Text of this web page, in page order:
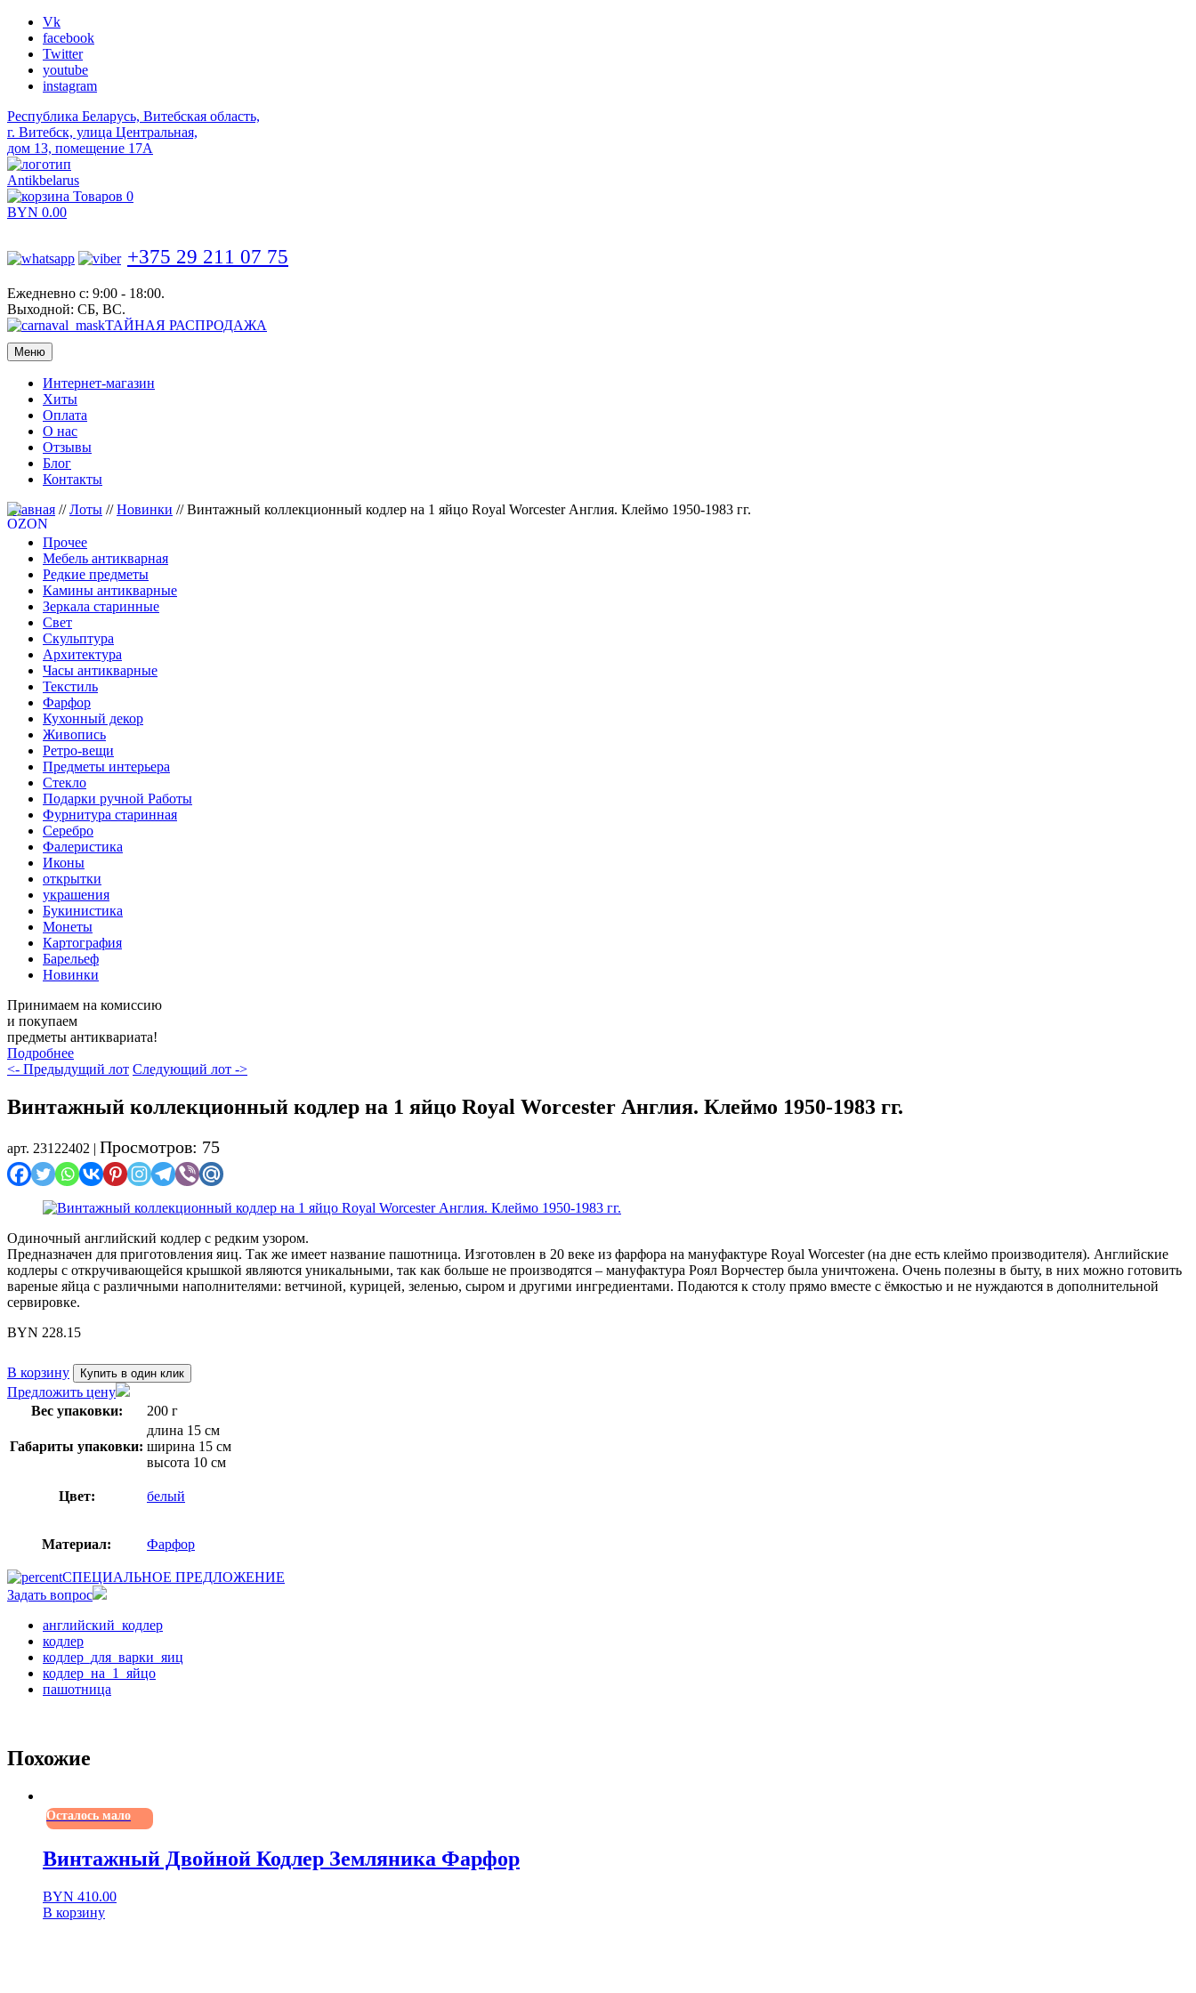
Vk
facebook
Twitter
youtube
instagram
Республика Беларусь, Витебская область,
г. Витебск, улица Центральная,
дом 13, помещение 17А
Antikbelarus
Товаров 0
BYN 0.00
+375 29 211 07 75
Ежедневно с: 9:00 - 18:00.
Выходной: СБ, ВС.
ТАЙНАЯ РАСПРОДАЖА
Меню
Интернет-магазин
Хиты
Оплата
О нас
Отзывы
Блог
Контакты
Главная //Лоты //Новинки //Винтажный коллекционный кодлер на 1 яйцо Royal Worcester Англия. Клеймо 1950-1983 гг.
Прочее
Мебель антикварная
Редкие предметы
Камины антикварные
Зеркала старинные
Свет
Скульптура
Архитектура
Часы антикварные
Текстиль
Фарфор
Кухонный декор
Живопись
Ретро-вещи
Предметы интерьера
Стекло
Подарки ручной Работы
Фурнитура старинная
Серебро
Фалеристика
Иконы
открытки
украшения
Букинистика
Монеты
Картография
Барельеф
Новинки
Принимаем на комиссию
и покупаем
предметы антиквариата!
Подробнее
<- Предыдущий лот Следующий лот ->
Винтажный коллекционный кодлер на 1 яйцо Royal Worcester Англия. Клеймо 1950-1983 гг.
арт. 23122402 | Просмотров: 75
Одиночный английский кодлер с редким узором.
Предназначен для приготовления яиц. Так же имеет название пашотница. Изготовлен в 20 веке из фарфора на мануфактуре Royal Worcester (на дне есть клеймо производителя). Английские
кодлеры с откручивающейся крышкой являются уникальными, так как больше не производятся – мануфактура Роял Ворчестер была уничтожена. Очень полезны в быту, в них можно готовить
вареные яйца с различными наполнителями: ветчиной, курицей, зеленью, сыром и другими ингредиентами. Подаются к столу прямо вместе с ёмкостью и не нуждаются в дополнительной
сервировке.
BYN 228.15
В корзину Купить в один клик
Предложить цену
Вес упаковки:
200 г
Габариты упаковки:
длина 15 см
ширина 15 см
высота 10 см
Цвет: белый
Материал: Фарфор
СПЕЦИАЛЬНОЕ ПРЕДЛОЖЕНИЕ
Задать вопрос
английский_кодлер
кодлер
кодлер_для_варки_яиц
кодлер_на_1_яйцо
пашотница
Похожие
Осталось мало
Винтажный Двойной Кодлер Земляника Фарфор
BYN 410.00
В корзину